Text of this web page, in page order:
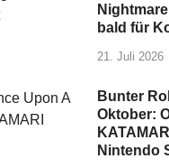
bald für
21. Juli 2026
Bunter
Oktober:
Nintendo